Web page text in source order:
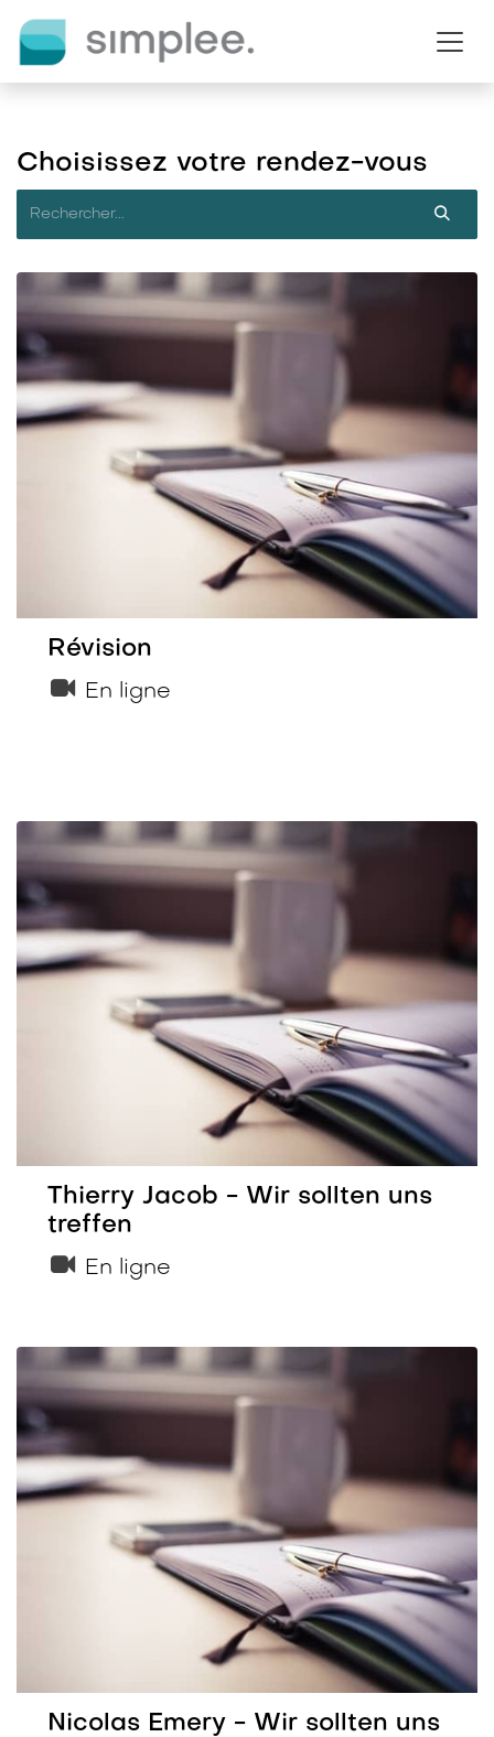
Choisissez votre rendez-vous
Révision
En ligne
Thierry Jacob - Wir sollten uns
treffen
En ligne
Nicolas Emery - Wir sollten uns